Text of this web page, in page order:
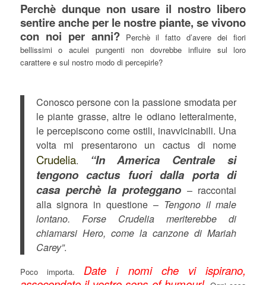
Perchè dunque non usare il nostro libero
sentire anche per le nostre piante, se vivono
con noi per anni?Perchè il fatto d’avere dei fiori
bellissimi o aculei pungenti non dovrebbe influire sul loro
carattere e sul nostro modo di percepirle?
Conosco persone con la passione smodata per
le piante grasse, altre le odiano letteralmente,
le percepiscono come ostili, inavvicinabili. Una
volta mi presentarono un cactus di nome
Crudelia.
“In America Centrale si
tengono cactus fuori dalla porta di
casa perchè la proteggano – raccontai
alla signora in questione – Tengono il male
lontano. Forse Crudelia meriterebbe di
chiamarsi Hero, come la canzone di Mariah
Carey”.
Poco importa.Date i nomi che vi ispirano,